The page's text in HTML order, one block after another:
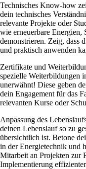
Technisches Know-how
dein technisches
relevante Projekte oder
wie erneuerbare Energien,
demonstrieren. Zeig, dass
und praktisch anwenden
Zertifikate und
spezielle Weiterbildungen
unerwähnt! Diese geben
dein Engagement für das
relevanten Kurse oder
Anpassung des
deinen Lebenslauf so zu
übersichtlich ist. Betone
in der Energietechnik und
Mitarbeit an Projekten zur
Implementierung